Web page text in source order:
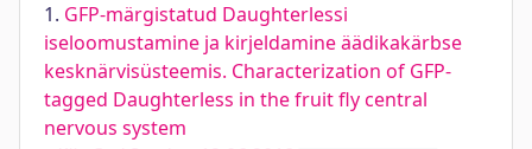
1. GFP-märgistatud Daughterlessi
iseloomustamine ja kirjeldamine äädikakärbse
kesknärvisüsteemis. Characterization of GFP-
tagged Daughterless in the fruit fly central
nervous system